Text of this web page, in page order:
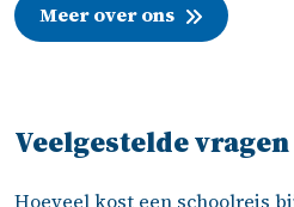
Meer over ons
Veelgestelde vragen
Hoeveel kost een schoolreis